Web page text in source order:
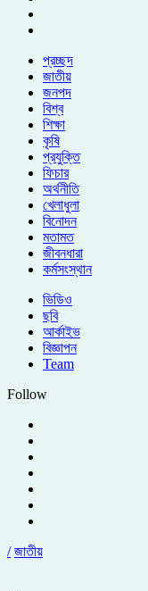
প্রচ্ছদ
জাতীয়
জনপদ
বিশ্ব
শিক্ষা
কৃষি
প্রযুক্তি
ফিচার
অর্থনীতি
খেলাধুলা
বিনোদন
মতামত
জীবনধারা
কর্মসংস্থান
ভিডিও
ছবি
আর্কাইভ
বিজ্ঞাপন
Team
Follow
/ জাতীয়